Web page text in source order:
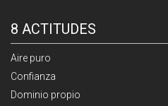
8 ACTITUDES
Aire puro
Confianza
Dominio propio